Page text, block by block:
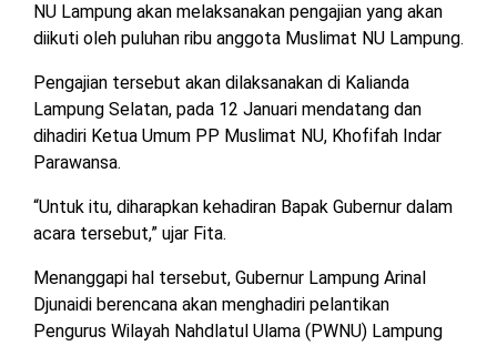
DPRD
TULANG
BARAT
DPRD
WAYKANAN
INFO
KEBIJAKAN
SOSIAL
PEDOMAN
SIBER
REDAKSI
TENTANG
NU Lampung akan melaksanakan pengajian yang akan
diikuti oleh puluhan ribu anggota Muslimat NU Lampung.
Pengajian tersebut akan dilaksanakan di Kalianda
Lampung Selatan, pada 12 Januari mendatang dan
dihadiri Ketua Umum PP Muslimat NU, Khofifah Indar
Parawansa.
“Untuk itu, diharapkan kehadiran Bapak Gubernur dalam
acara tersebut,” ujar Fita.
Menanggapi hal tersebut, Gubernur Lampung Arinal
Djunaidi berencana akan menghadiri pelantikan
Pengurus Wilayah Nahdlatul Ulama (PWNU) Lampung